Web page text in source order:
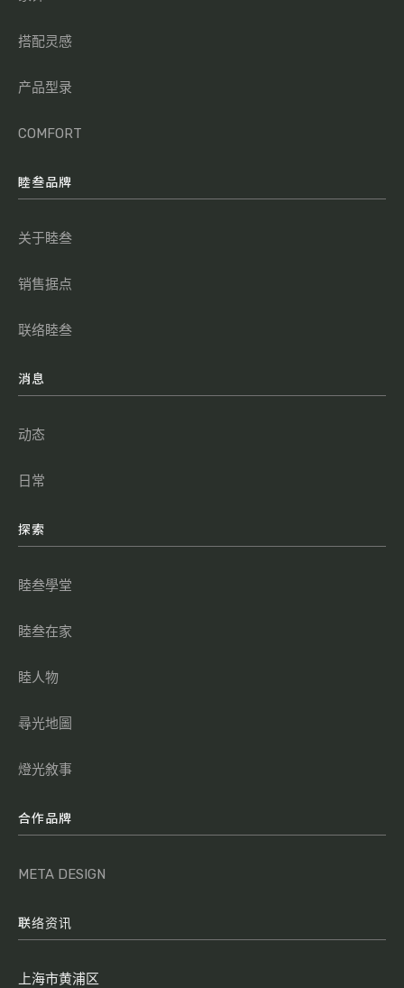
搭配灵感
产品型录
COMFORT
睦叁品牌
关于睦叁
销售据点
联络睦叁
消息
动态
日常
探索
睦叁學堂
睦叁在家
睦人物
尋光地圖
燈光敘事
合作品牌
META DESIGN
联络资讯
上海市黄浦区